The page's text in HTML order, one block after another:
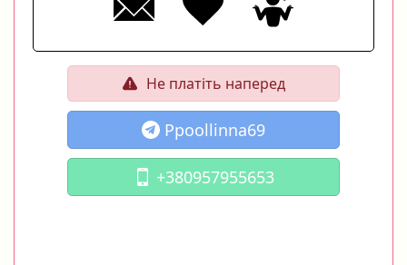
Не платіть наперед
Ppoollinna69
+380957955653